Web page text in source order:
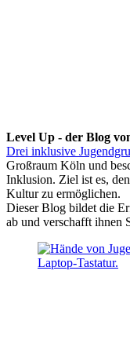
Level Up - der Blog
Drei inklusive
Großraum Köln und
Inklusion. Ziel ist es,
Kultur zu ermöglichen.
Dieser Blog bildet die
ab und verschafft ihnen